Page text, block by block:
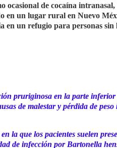
de cocaína intranasal,
en un lugar rural en Nuevo
en un refugio para personas
pruriginosa en la parte inferior
de malestar y pérdida de
la que los pacientes suelen
de infección por Bartonella